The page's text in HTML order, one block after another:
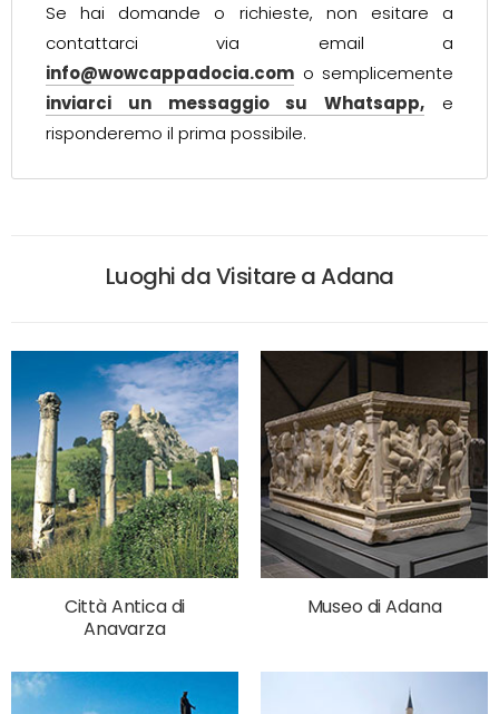
Se hai domande o richieste, non esitare a
contattarci via email a
info@wowcappadocia.com o semplicemente
inviarci un messaggio su Whatsapp, e
risponderemo il prima possibile.
Luoghi da Visitare a Adana
Città Antica di
Anavarza
Museo di Adana